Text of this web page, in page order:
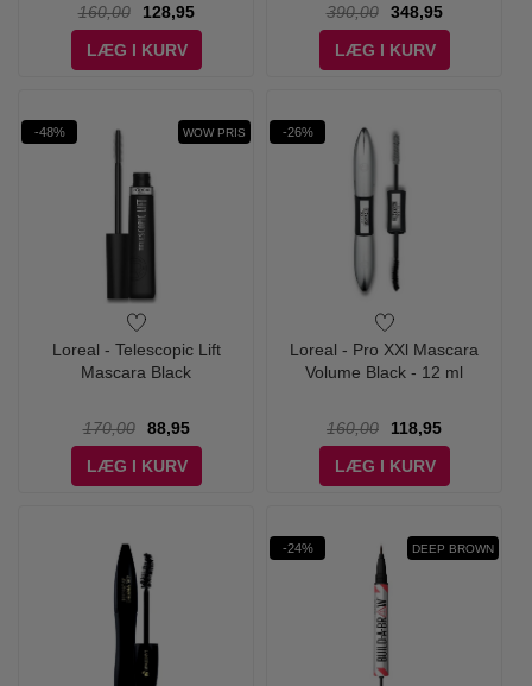
160,00
128,95
LÆG I KURV
390,00
348,95
LÆG I KURV
-48% WOW PRIS
Loreal - Telescopic Lift
Mascara Black
170,00
88,95
LÆG I KURV
-26%
Loreal - Pro XXl Mascara
Volume Black - 12 ml
160,00
118,95
LÆG I KURV
-24% DEEP BROWN